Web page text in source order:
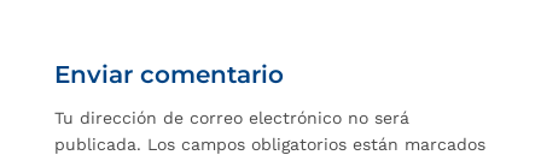
Enviar comentario
Tu dirección de correo electrónico no será
publicada. Los campos obligatorios están marcados